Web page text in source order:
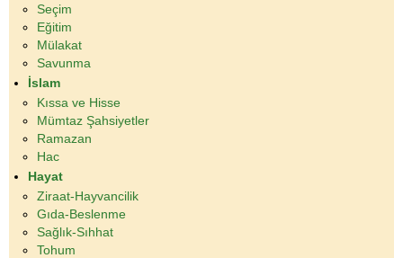
Seçim
Eğitim
Mülakat
Savunma
İslam
Kıssa ve Hisse
Mümtaz Şahsiyetler
Ramazan
Hac
Hayat
Ziraat-Hayvancilik
Gıda-Beslenme
Sağlık-Sıhhat
Tohum